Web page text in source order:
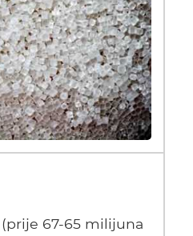
67-65 milijuna